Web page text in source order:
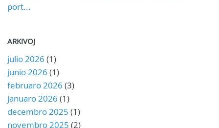
port...
ARKIVOJ
julio 2026 (1)
junio 2026 (1)
februaro 2026 (3)
januaro 2026 (1)
decembro 2025 (1)
novembro 2025 (2)